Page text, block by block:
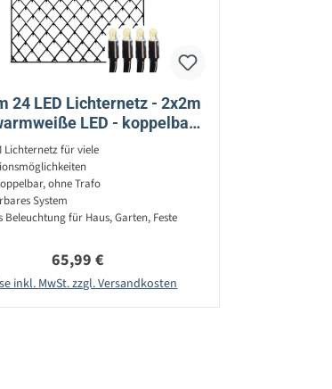
24 LED Lichternetz - 2x2m
LED - koppelbar -
ohne Trafo
Lichternetz für viele
ohne Trafo
System
für Haus, Garten, Feste
Regulärer Preis:
65,99 €
inkl. MwSt. zzgl. Versandkosten